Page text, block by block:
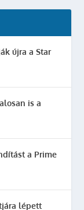
újra a Star
is a
a Prime
lépett